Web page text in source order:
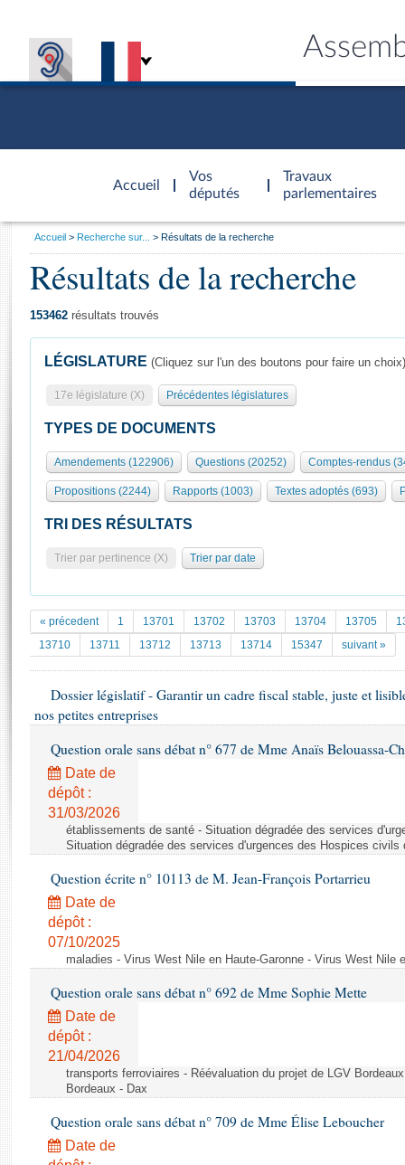
Accueil
d'accueil
Vos
députés
Travaux
parlementaires
Présidence
577 députés
Groupes politiques
Séance publique
Commissions et autres organes
Europe et International
Pétitions
Documents parlementaires
Projets de loi
Propositions de loi
Amendements
Rapports d'information
Rapports d'enquête
Rapports législatifs
Rapports sur l'application des lois
Baromètre de l’application des lois
Dossiers législatifs
Budget et sécurité sociale
Comptes rendus des débats
Général
Rôle et pouvoirs de l'Assemblée
Organisation de l'Assemblée
Présidence Conférence des Présidents Bureau Collège des
Statistiques et chiffres clés
Documents de référence
( Constitution | Règlement de l'Assemblée ... )
Histoire
Juniors
Anciennes législatures
Liens vers les sites publics
Visiter l'Assemblée
Visite virtuelle du palais Bourbon
Assister à une séance
La Bibliothèque
Les archives
Photos libres de droit
Vous
Accueil Recherche sur... Résultats de la recherche
Résultats de la recherche
153462 résultats trouvés
LÉGISLATURE (Cliquez sur l'un des boutons pour faire un choix)
17e législature (X) Précédentes législatures
TYPES DE DOCUMENTS
Amendements (122906) Questions (20252) Comptes-rendus
Propositions (2244) Rapports (1003) Textes adoptés (693)
TRI DES RÉSULTATS
Trier par pertinence (X) Trier par date
« précedent 1 13701 13702 13703 13704 13705
13710
13711 13712 13713 13714 15347 suivant »
Dossier législatif - Garantir un cadre fiscal stable, juste et
nos petites entreprises
Question orale sans débat n° 677 de Mme Anaïs Belouassa-
Date de
dépôt :
31/03/2026
établissements de santé - Situation dégradée des services
Situation dégradée des services d'urgences des Hospices civils
Question écrite n° 10113 de M. Jean-François Portarrieu
Date de
dépôt :
07/10/2025
maladies - Virus West Nile en Haute-Garonne - Virus West Nile
Question orale sans débat n° 692 de Mme Sophie Mette
Date de
dépôt :
21/04/2026
transports ferroviaires - Réévaluation du projet de LGV
Bordeaux - Dax
Question orale sans débat n° 709 de Mme Élise Leboucher
Date de